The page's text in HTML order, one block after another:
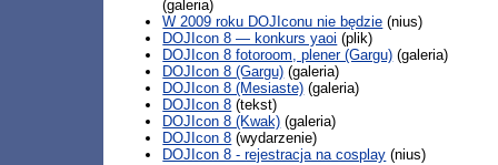
(galeria)
W 2009 roku DOJIconu nie będzie (nius)
DOJIcon 8 — konkurs yaoi (plik)
DOJIcon 8 fotoroom, plener (Gargu) (galeria)
DOJIcon 8 (Gargu) (galeria)
DOJIcon 8 (Mesiaste) (galeria)
DOJIcon 8 (tekst)
DOJIcon 8 (Kwak) (galeria)
DOJIcon 8 (wydarzenie)
DOJIcon 8 - rejestracja na cosplay (nius)